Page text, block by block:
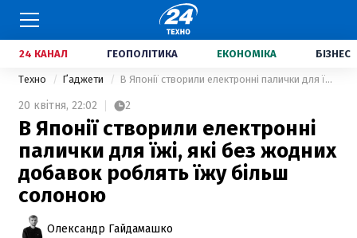
24 КАНАЛ ГЕОПОЛІТИКА ЕКОНОМІКА БІЗНЕС
Техно Ґаджети В Японії створили електронні палички для їжі, які без жодних добавок роблять їжу більш солоною
20 квітня, 22:02 2
В Японії створили електронні
палички для їжі, які без жодних
добавок роблять їжу більш
солоною
Олександр Гайдамашко